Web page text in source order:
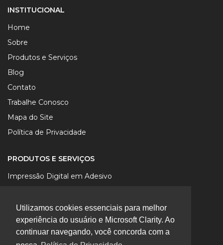
Utilizamos cookies essenciais para melhor
experiência do usuário e Microsoft Clarity. Ao
continuar navegando, você concorda com a
INSTITUCIONAL
Home
Sobre
Produtos e Serviços
Blog
Contato
Trabalhe Conosco
Mapa do Site
Política de Privacidade
PRODUTOS E SERVIÇOS
Impressão Digital em Adesivo
Impressão Digital em Papel
Impressão Digital UV em Chapa
Impressão Digital Sublimática em Tecido